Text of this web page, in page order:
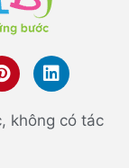
không có tác